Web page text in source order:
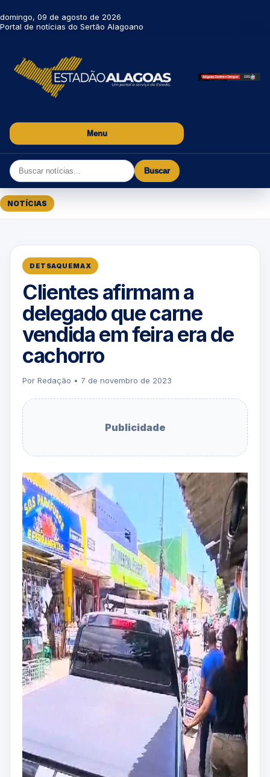
domingo, 09 de agosto de 2026
Portal de notícias do Sertão Alagoano
Menu
Buscar
NOTÍCIAS
DETSAQUEMAX
Clientes afirmam a
delegado que carne
vendida em feira era de
cachorro
Por Redação • 7 de novembro de 2023
Publicidade